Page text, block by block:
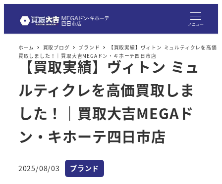
メニュー
ホーム 買取ブログ ブランド
【買取実績】ヴィトン ミュルティクレを高価
買取しました！｜買取大吉MEGAドン・キホーテ四日市店
【買取実績】ヴィトン ミュ
ルティクレを高価買取しま
した！｜買取大吉MEGAド
ン・キホーテ四日市店
投稿日
2025/08/03 カテゴリー
ブランド